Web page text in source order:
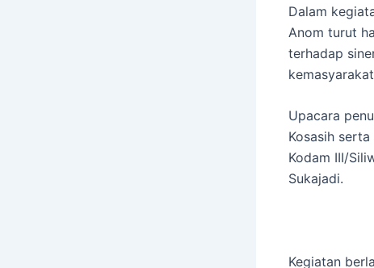
Dalam
Anom turut
terhadap
Upacara
Kosasih
Kodam III/
Sukajadi.
Kegiatan